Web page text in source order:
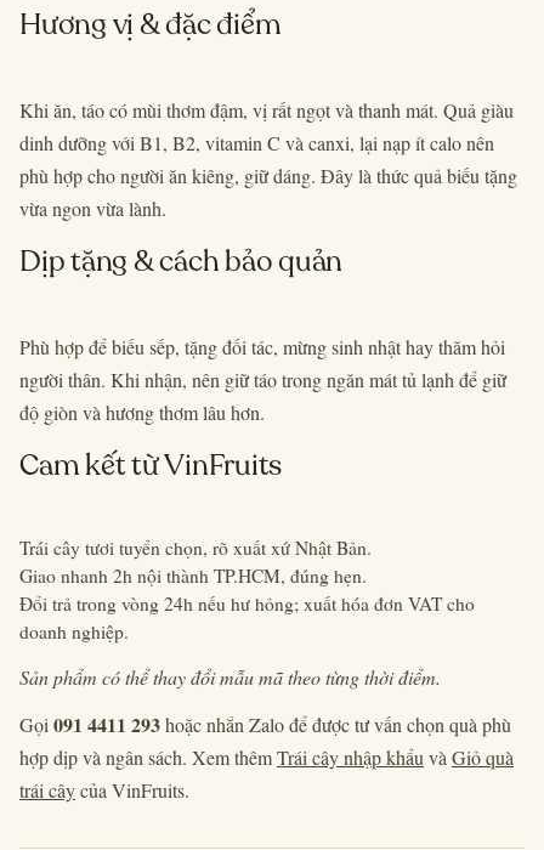
Hương vị & đặc điểm
Khi ăn, táo có mùi thơm đậm, vị rất ngọt và thanh mát. Quả giàu
dinh dưỡng với B1, B2, vitamin C và canxi, lại nạp ít calo nên
phù hợp cho người ăn kiêng, giữ dáng. Đây là thức quả biếu tặng
vừa ngon vừa lành.
Dịp tặng & cách bảo quản
Phù hợp để biếu sếp, tặng đối tác, mừng sinh nhật hay thăm hỏi
người thân. Khi nhận, nên giữ táo trong ngăn mát tủ lạnh để giữ
độ giòn và hương thơm lâu hơn.
Cam kết từ VinFruits
Trái cây tươi tuyển chọn, rõ xuất xứ Nhật Bản.
Giao nhanh 2h nội thành TP.HCM, đúng hẹn.
Đổi trả trong vòng 24h nếu hư hỏng; xuất hóa đơn VAT cho
doanh nghiệp.
Sản phẩm có thể thay đổi mẫu mã theo từng thời điểm.
Gọi 091 4411 293hoặc nhắn Zalo để được tư vấn chọn quà phù
hợp dịp và ngân sách. Xem thêmTrái cây nhập khẩu và Giỏ quà
trái câycủa VinFruits.